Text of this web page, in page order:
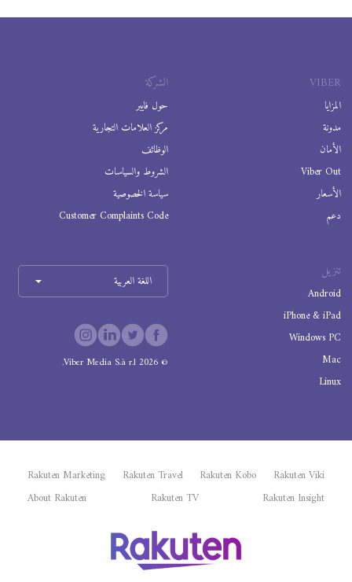
VIBER
المزايا
مدونة
الأمان
Viber Out
الأسعار
دعم
الشركة
حول فايبر
مركز العلامات التجارية
الوظائف
الشروط والسياسات
سياسة الخصوصية
Customer Complaints Code
تنزيل
Android
iPhone & iPad
Windows PC
Mac
Linux
اللغة العربية
©
2026
Viber Media S.à r.l.
Rakuten Viki
Rakuten Kobo
Rakuten Travel
Rakuten Marketing
Rakuten Insight
Rakuten TV
About Rakuten